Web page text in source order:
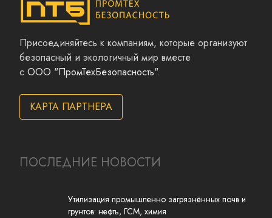
Присоединяйтесь к компаниям, которые организуют
безопасный и экологичный мир вместе
с ООО "ПромТехБезопасность".
КАРТА ПАРТНЕРА
ПОСЛЕДНИЕ НОВОСТИ
Утилизация промышленно загрязнённых почв и
грунтов: нефть, ГСМ, химия